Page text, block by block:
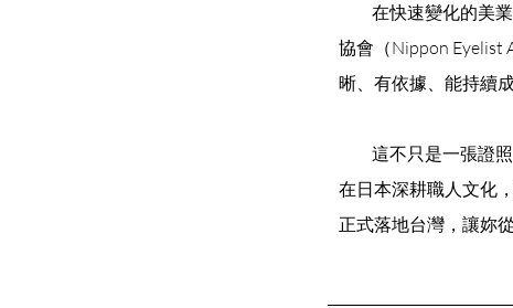
在快速變化的美業
協會（Nippon Eyelist
晰、有依據、能持續
這不只是一張證照
在日本深耕職人文化
正式落地台灣，讓妳